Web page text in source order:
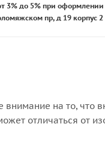
3% до 5% при
пр, д 19 корпус 2
на то, что
отличаться от